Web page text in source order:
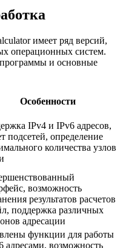
имеет ряд версий,
операционных систем.
и основные
Особенности
IPv4 и IPv6 адресов,
подсетей, определение
количества узлов
возможность
результатов расчетов
поддержка различных
адресации
функции для работы
адресами, возможность